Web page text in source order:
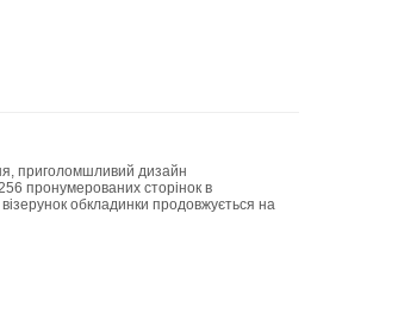
приголомшливий дизайн
пронумерованих сторінок в
обкладинки продовжується на